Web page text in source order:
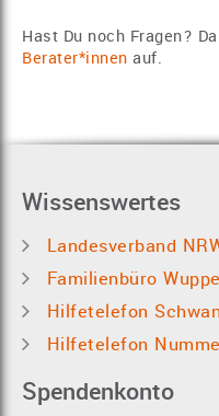
Hast Du noch Fragen?
Berater*innen auf.
Wissenswertes
Landesverband
Familienbüro
Hilfetelefon
Hilfetelefon
Spendenkonto